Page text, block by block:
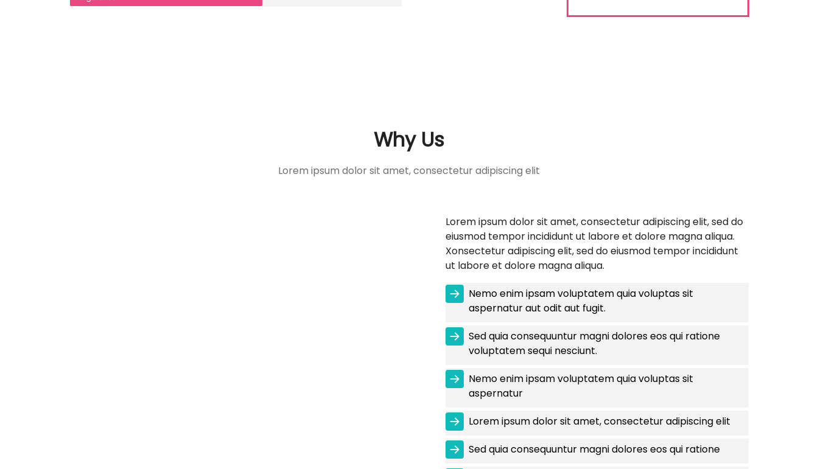
Why Us
Lorem ipsum dolor sit amet, consectetur adipiscing elit
Lorem ipsum dolor sit amet, consectetur adipiscing elit, sed do
eiusmod tempor incididunt ut labore et dolore magna aliqua.
Xonsectetur adipiscing elit, sed do eiusmod tempor incididunt
ut labore et dolore magna aliqua.
Nemo enim ipsam voluptatem quia voluptas sit
aspernatur aut odit aut fugit.
Sed quia consequuntur magni dolores eos qui ratione
voluptatem sequi nesciunt.
Nemo enim ipsam voluptatem quia voluptas sit
aspernatur
Lorem ipsum dolor sit amet, consectetur adipiscing elit
Sed quia consequuntur magni dolores eos qui ratione